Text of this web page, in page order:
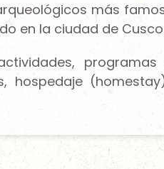
más
en la ciudad de
programas
hospedaje